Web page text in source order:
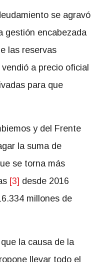
se agravó
gestión encabezada
las reservas
a precio oficial
para que
y del Frente
la suma de
se torna más
[3] desde 2016
millones de
la causa de la
llevar todo el